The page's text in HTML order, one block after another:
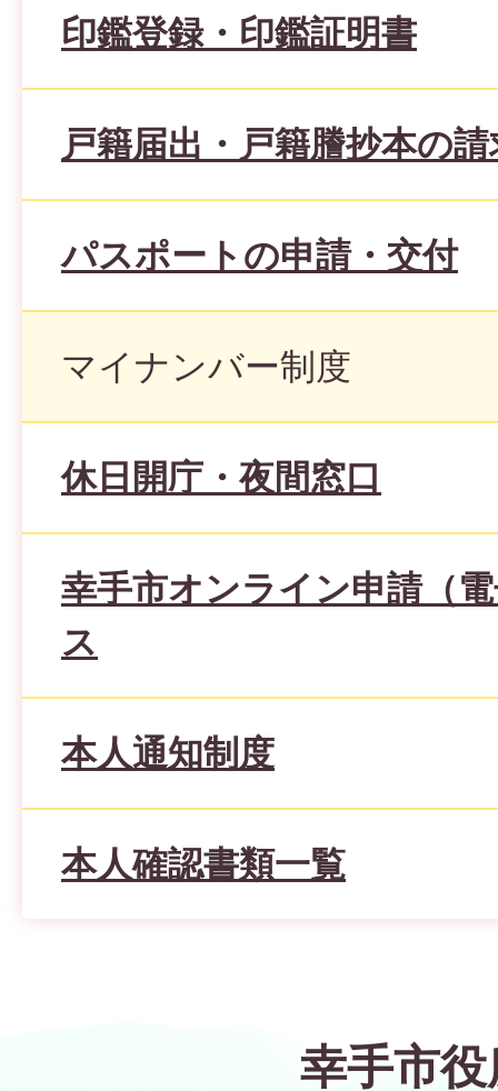
印鑑登録・印鑑証明書
戸籍届出・戸籍謄抄本の請
パスポートの申請・交付
マイナンバー制度
休日開庁・夜間窓口
幸手市オンライン申請（
ス
本人通知制度
本人確認書類一覧
幸手市役